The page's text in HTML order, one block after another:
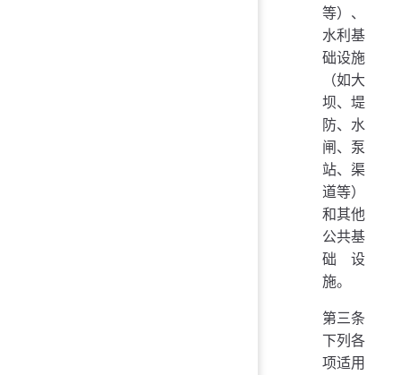
等）、
水利基
础设施
（如大
坝、堤
防、水
闸、泵
站、渠
道等）
和其他
公共基
础设
施。
第三条
下列各
项适用